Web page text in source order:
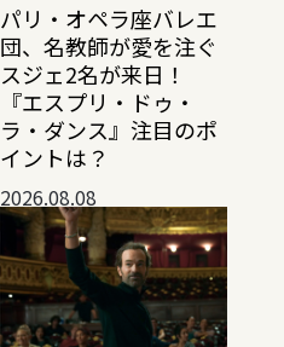
パリ・オペラ座バレエ
団、名教師が愛を注ぐ
スジェ2名が来日！
『エスプリ・ドゥ・
ラ・ダンス』注目のポ
イントは？
2026.08.08